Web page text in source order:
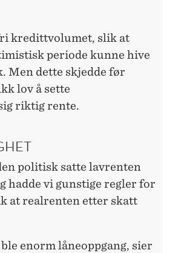
kredittvolumet, slik at
periode kunne hive
Men dette skjedde før
lov å sette
riktig rente.
politisk satte lavrenten
hadde vi gunstige regler for
at realrenten etter skatt
enorm låneoppgang, sier